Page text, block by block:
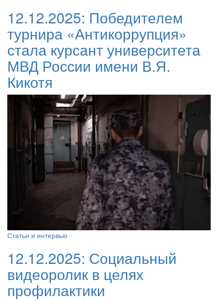
12.12.2025: Победителем
турнира «Антикоррупция»
стала курсант университета
МВД России имени В.Я.
Кикотя
Статьи и интервью
12.12.2025: Социальный
видеоролик в целях
профилактики